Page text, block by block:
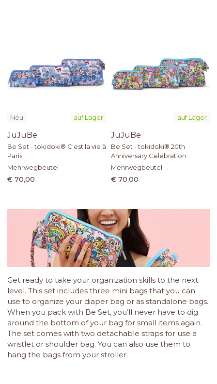
auf Lager
Neu
JuJuBe
Be Set - tokidoki® C'est la vie à
Paris
Mehrwegbeutel
€ 70,00
auf Lager
JuJuBe
Be Set - tokidoki® 20th
Anniversary Celebration
Mehrwegbeutel
€ 70,00
Get ready to take your organization skills to the next
level. This set includes three mini bags that you can
use to organize your diaper bag or as standalone bags.
When you pack with Be Set, you’ll never have to dig
around the bottom of your bag for small items again.
The set comes with two detachable straps for use a
wristlet or shoulder bag. You can also use them to
hang the bags from your stroller.